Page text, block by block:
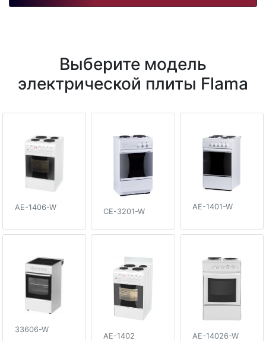
Выберите модель
электрической плиты Flama
AE-1406-W CE-3201-W
AE-1401-W
33606-W
AE-1402 AE-14026-W